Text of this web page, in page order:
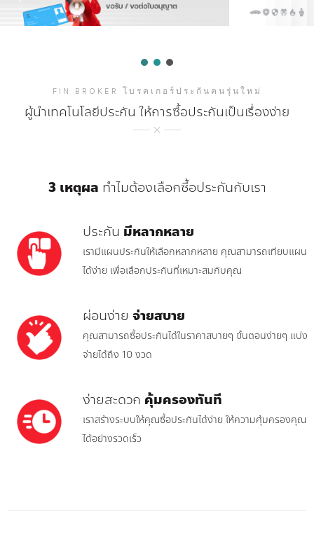
FIN BROKER โบรคเกอร์ประกันคนรุ่นใหม่
ผู้นำเทคโนโลยีประกัน ให้การซื้อประกันเป็นเรื่องง่าย
3 เหตุผล ทำไมต้องเลือกซื้อประกันกับเรา
ประกัน มีหลากหลาย
เรามีแผนประกันให้เลือกหลากหลาย คุณสามารถเทียบแผน
ได้ง่าย เพื่อเลือกประกันที่เหมาะสมกับคุณ
ผ่อนง่าย จ่ายสบาย
คุณสามารถซื้อประกันได้ในราคาสบายๆ ขั้นตอนง่ายๆ แบ่ง
จ่ายได้ถึง 10 งวด
ง่ายสะดวก คุ้มครองทันที
เราสร้างระบบให้คุณซื้อประกันได้ง่าย ให้ความคุ้มครองคุณ
ได้อย่างรวดเร็ว